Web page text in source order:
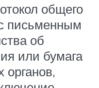
общего
письменным
об
или бумага
органов,